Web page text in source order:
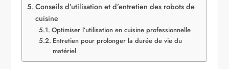
Conseils d’utilisation et d’entretien des robots de
cuisine
Optimiser l’utilisation en cuisine professionnelle
Entretien pour prolonger la durée de vie du
matériel